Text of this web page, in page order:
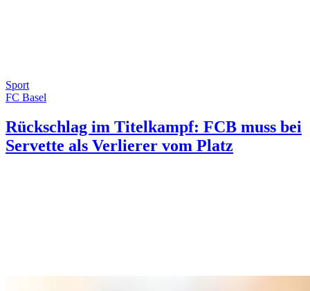
Sport
FC Basel
Rückschlag im Titelkampf: FCB muss bei
Servette als Verlierer vom Platz